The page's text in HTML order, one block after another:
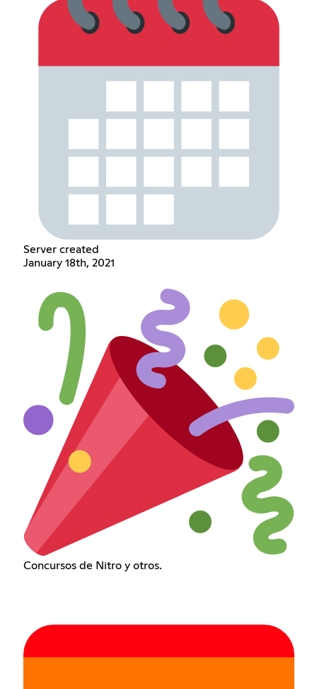
Server created
January 18th, 2021
Concursos de Nitro y otros.